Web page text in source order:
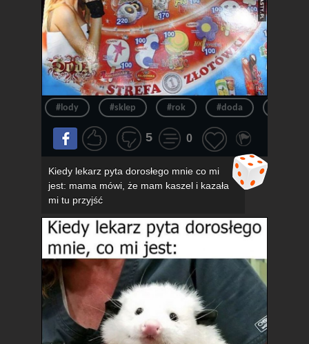
#lody #sklep #rok #doda
5 0
Kiedy lekarz pyta dorosłego mnie co mi
jest: mama mówi, że mam kaszel i kazała
mi tu przyjść